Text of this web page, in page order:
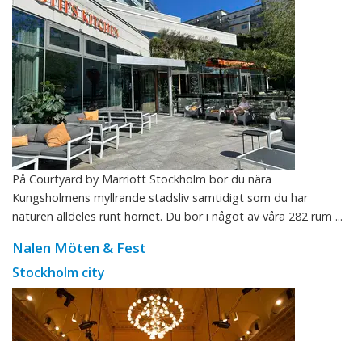
På Courtyard by Marriott Stockholm bor du nära
Kungsholmens myllrande stadsliv samtidigt som du har
naturen alldeles runt hörnet. Du bor i något av våra 282 rum ...
Nalen Möten & Fest
Stockholm city